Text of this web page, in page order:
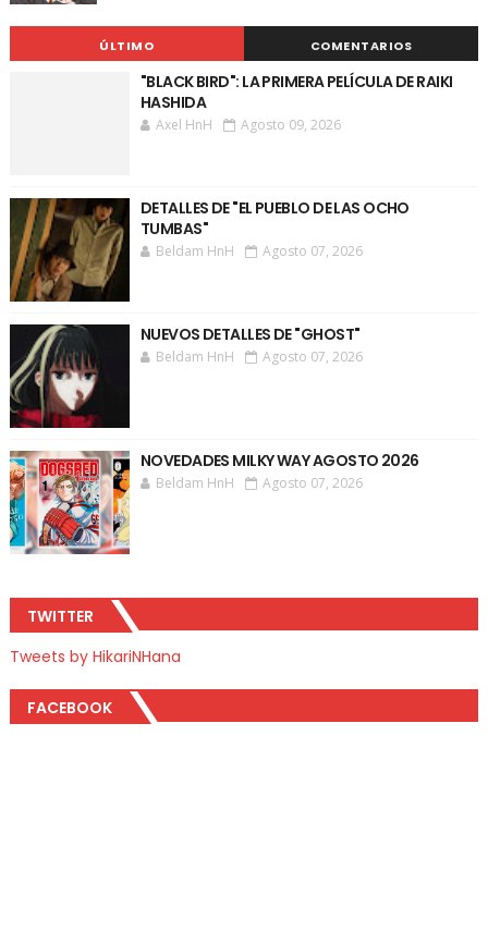
ÚLTIMO COMENTARIOS
"BLACK BIRD": LA PRIMERA PELÍCULA DE RAIKI
HASHIDA
Axel HnH Agosto 09, 2026
DETALLES DE "EL PUEBLO DE LAS OCHO
TUMBAS"
Beldam HnH Agosto 07, 2026
NUEVOS DETALLES DE "GHOST"
Beldam HnH Agosto 07, 2026
NOVEDADES MILKY WAY AGOSTO 2026
Beldam HnH Agosto 07, 2026
TWITTER
Tweets by HikariNHana
FACEBOOK